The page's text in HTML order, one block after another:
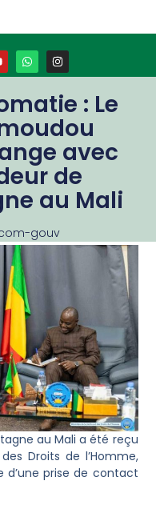
: Le
avec
de
au Mali
gouv
au Mali a été reçu
Droits de l’Homme,
d’une prise de contact